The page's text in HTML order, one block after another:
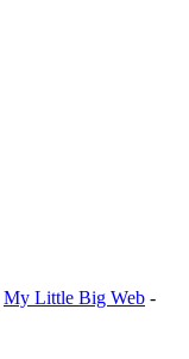
My Little Big Web -